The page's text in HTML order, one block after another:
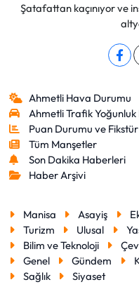
Şatafattan kaçınıyor ve
Ahmetli Hava Durumu
Ahmetli Trafik Yoğunluk
Puan Durumu ve Fikstür
Tüm Manşetler
Son Dakika Haberleri
Haber Arşivi
Manisa Asayiş
Turizm
Ulusal
Bilim ve Teknoloji
Genel
Gündem
Sağlık
Siyaset